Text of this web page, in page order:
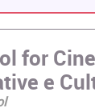
for
e